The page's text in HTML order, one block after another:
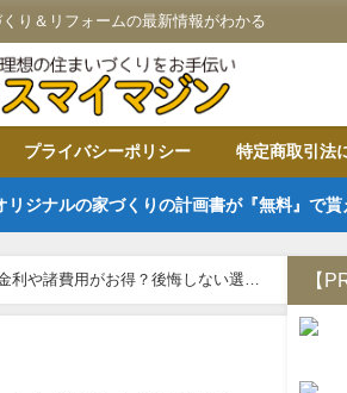
り＆リフォームの最新情報がわかる
プライバシーポリシー 特定商取引法
ジナルの家づくりの計画書が『無料』で貰
利や諸費用がお得？後悔しない選び
【